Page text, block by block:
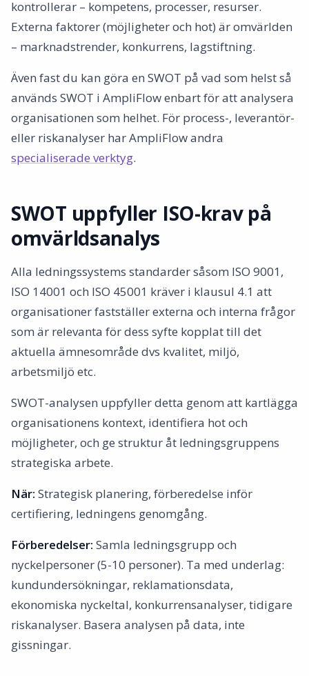
Steg 3: Analysera sammankopplingarna
Analysera och agera på SWOT-resultatet
Granska sammankopplingarna systematiskt
Sätt konkreta åtgärder i listorna
Koppla till andra verktyg i ledningssystemet
Följ upp och uppdatera löpande
Dokumentera och följ upp
Vanliga misstag
kontrollerar – kompetens, processer, resurser.
Externa faktorer (möjligheter och hot) är omvärlden
– marknadstrender, konkurrens, lagstiftning.
Även fast du kan göra en SWOT på vad som helst så
används SWOT i AmpliFlow enbart för att analysera
organisationen som helhet. För process-, leverantör-
eller riskanalyser har AmpliFlow andra
specialiserade verktyg.
SWOT uppfyller ISO-krav på
omvärldsanalys
Alla ledningssystems standarder såsom ISO 9001,
ISO 14001 och ISO 45001 kräver i klausul 4.1 att
organisationer fastställer externa och interna frågor
som är relevanta för dess syfte kopplat till det
aktuella ämnesområde dvs kvalitet, miljö,
arbetsmiljö etc.
SWOT-analysen uppfyller detta genom att kartlägga
organisationens kontext, identifiera hot och
möjligheter, och ge struktur åt ledningsgruppens
strategiska arbete.
När: Strategisk planering, förberedelse inför
certifiering, ledningens genomgång.
Förberedelser: Samla ledningsgrupp och
nyckelpersoner (5-10 personer). Ta med underlag:
kundundersökningar, reklamationsdata,
ekonomiska nyckeltal, konkurrensanalyser, tidigare
riskanalyser. Basera analysen på data, inte
gissningar.